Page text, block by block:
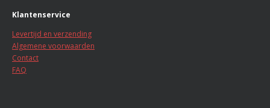
Klantenservice
Levertijd en verzending
Algemene voorwaarden
Contact
FAQ